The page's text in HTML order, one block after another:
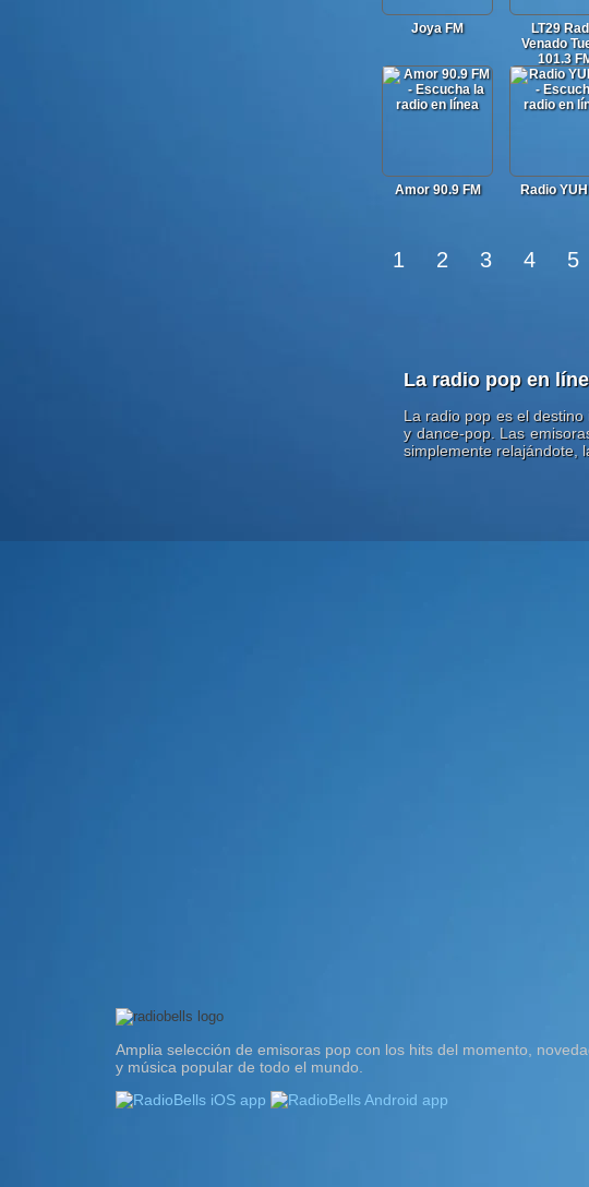
Joya FM
LT29
Venado
101.3
Amor 90.9 FM Radio
1 2 3 4 5
La radio pop en
La radio pop es el
y dance-pop. Las
simplemente relajándote,
Amplia selección de emisoras pop con los hits del momento,
y música popular de todo el mundo.